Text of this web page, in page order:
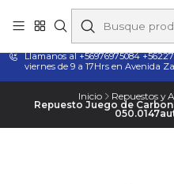
Taladros Magnéticos en
Técnico
Llamanos al +56976975084
viernes de 9 a 17Hrs en Avenida
Inicio Repuestos y
Repuesto Juego de